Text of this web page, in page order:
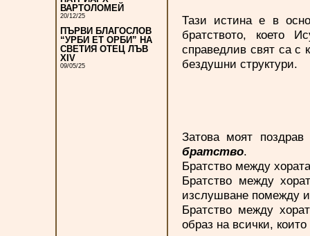
ВАРТОЛОМЕЙ
20/12/25
ПЪРВИ БЛАГОСЛОВ
“УРБИ ЕТ ОРБИ” НА
СВЕТИЯ ОТЕЦ ЛЪВ
XIV
09/05/25
Тази истина е в
братството, което
справедлив свят са с
бездушни структури.
Затова моят
братство.
Братство между
Братство между
изслушване помежду
Братство между
образ на всички,